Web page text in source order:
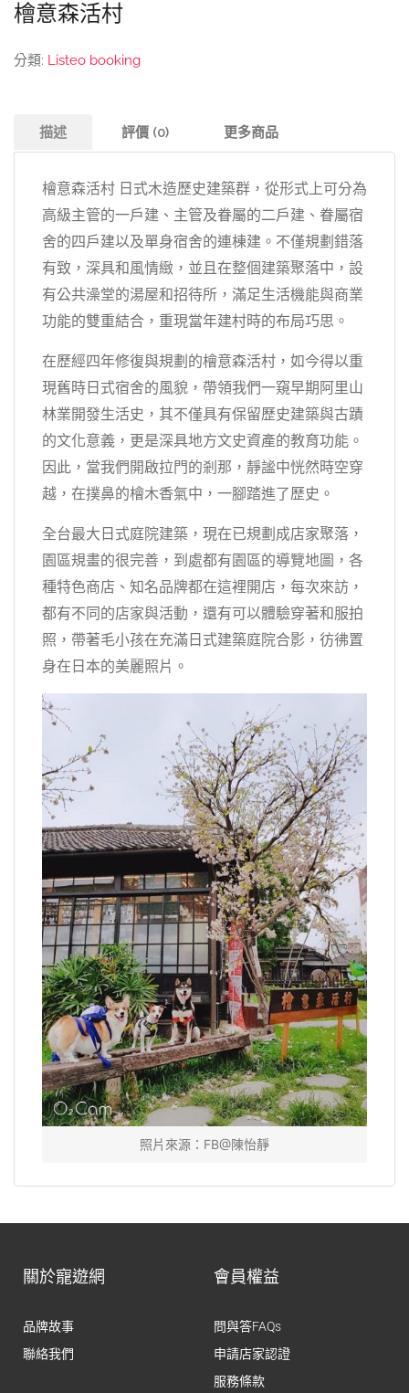
檜意森活村
分類: Listeo booking
描述 評價 (0) 更多商品
檜意森活村 日式木造歷史建築群，從形式上可分為
高級主管的一戶建、主管及眷屬的二戶建、眷屬宿
舍的四戶建以及單身宿舍的連棟建。不僅規劃錯落
有致，深具和風情緻，並且在整個建築聚落中，設
有公共澡堂的湯屋和招待所，滿足生活機能與商業
功能的雙重結合，重現當年建村時的布局巧思。
在歷經四年修復與規劃的檜意森活村，如今得以重
現舊時日式宿舍的風貌，帶領我們一窺早期阿里山
林業開發生活史，其不僅具有保留歷史建築與古蹟
的文化意義，更是深具地方文史資產的教育功能。
因此，當我們開啟拉門的剎那，靜謐中恍然時空穿
越，在撲鼻的檜木香氣中，一腳踏進了歷史。
全台最大日式庭院建築，現在已規劃成店家聚落，
園區規畫的很完善，到處都有園區的導覽地圖，各
種特色商店、知名品牌都在這裡開店，每次來訪，
都有不同的店家與活動，還有可以體驗穿著和服拍
照，帶著毛小孩在充滿日式建築庭院合影，彷彿置
身在日本的美麗照片。
照片來源：FB@陳怡靜
關於寵遊網
品牌故事
聯絡我們
會員權益
問與答FAQs
申請店家認證
服務條款